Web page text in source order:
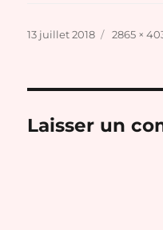
Publié
13 juillet 2018
Taille
2865 ×
Laisser un